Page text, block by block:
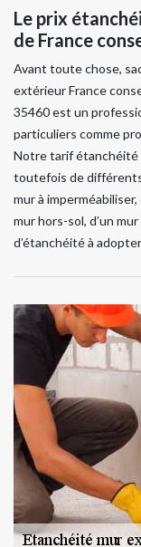
Le prix
de France
Avant toute chose,
extérieur France
35460 est un
particuliers comme
Notre tarif étanchéité
toutefois de
mur à imperméabiliser,
mur hors-sol, d’un
d’étanchéité à